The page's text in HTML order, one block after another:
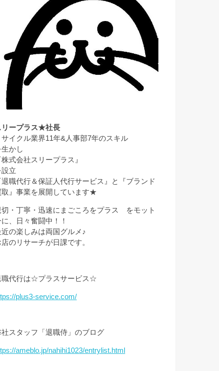
リープラス★社長
サイクル業界11年&人事部7年のスキル
かし
式会社スリープラス』
設立
退職代行＆保証人代行サービス』と『ブランド
取』事業を展開しています★
切・丁寧・迅速にまごころをプラス をモット
、日々奮闘中！！
近の楽しみは両国グルメ♪
のリサーチが日課です。
職代行は☆プラスサービス☆
plus3-service.com/
社スタッフ「退職侍」のブログ
ameblo.jp/nahihi1023/entrylist.html